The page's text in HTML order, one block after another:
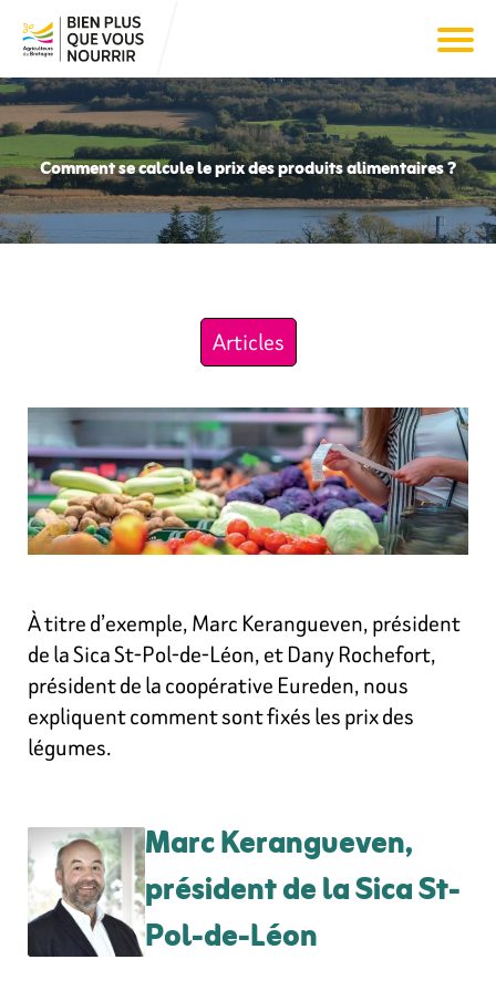
Comment se calcule le prix des produits alimentaires ?
Articles
À titre d’exemple, Marc Kerangueven, président
de la Sica St-Pol-de-Léon, et Dany Rochefort,
président de la coopérative Eureden, nous
expliquent comment sont fixés les prix des
légumes.
Marc Kerangueven,
président de la Sica St-
Pol-de-Léon